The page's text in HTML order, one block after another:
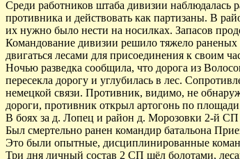
Среди работников штаба дивизии наблюдалась
противника и действовать как партизаны. В
их нужно было нести на носилках. Запасов
Командование дивизии решило тяжело раненых
двигаться лесами для присоединения к своим
Ночью разведка сообщила, что дорога из
пересекла дорогу и углубилась в лес.
немецкой связи. Противник, видимо, не
дороги, противник открыл артогонь по
В боях за д. Лопец и район д. Морозовки 2-й СП
Был смертельно ранен командир батальона
Это были опытные, дисциплинированные
Три дня личный состав 2 СП шёл болотами,